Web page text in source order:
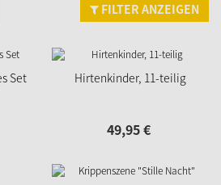
FILTER ANZEIGEN
Set Hirtenkinder, 11-teilig
49,95€